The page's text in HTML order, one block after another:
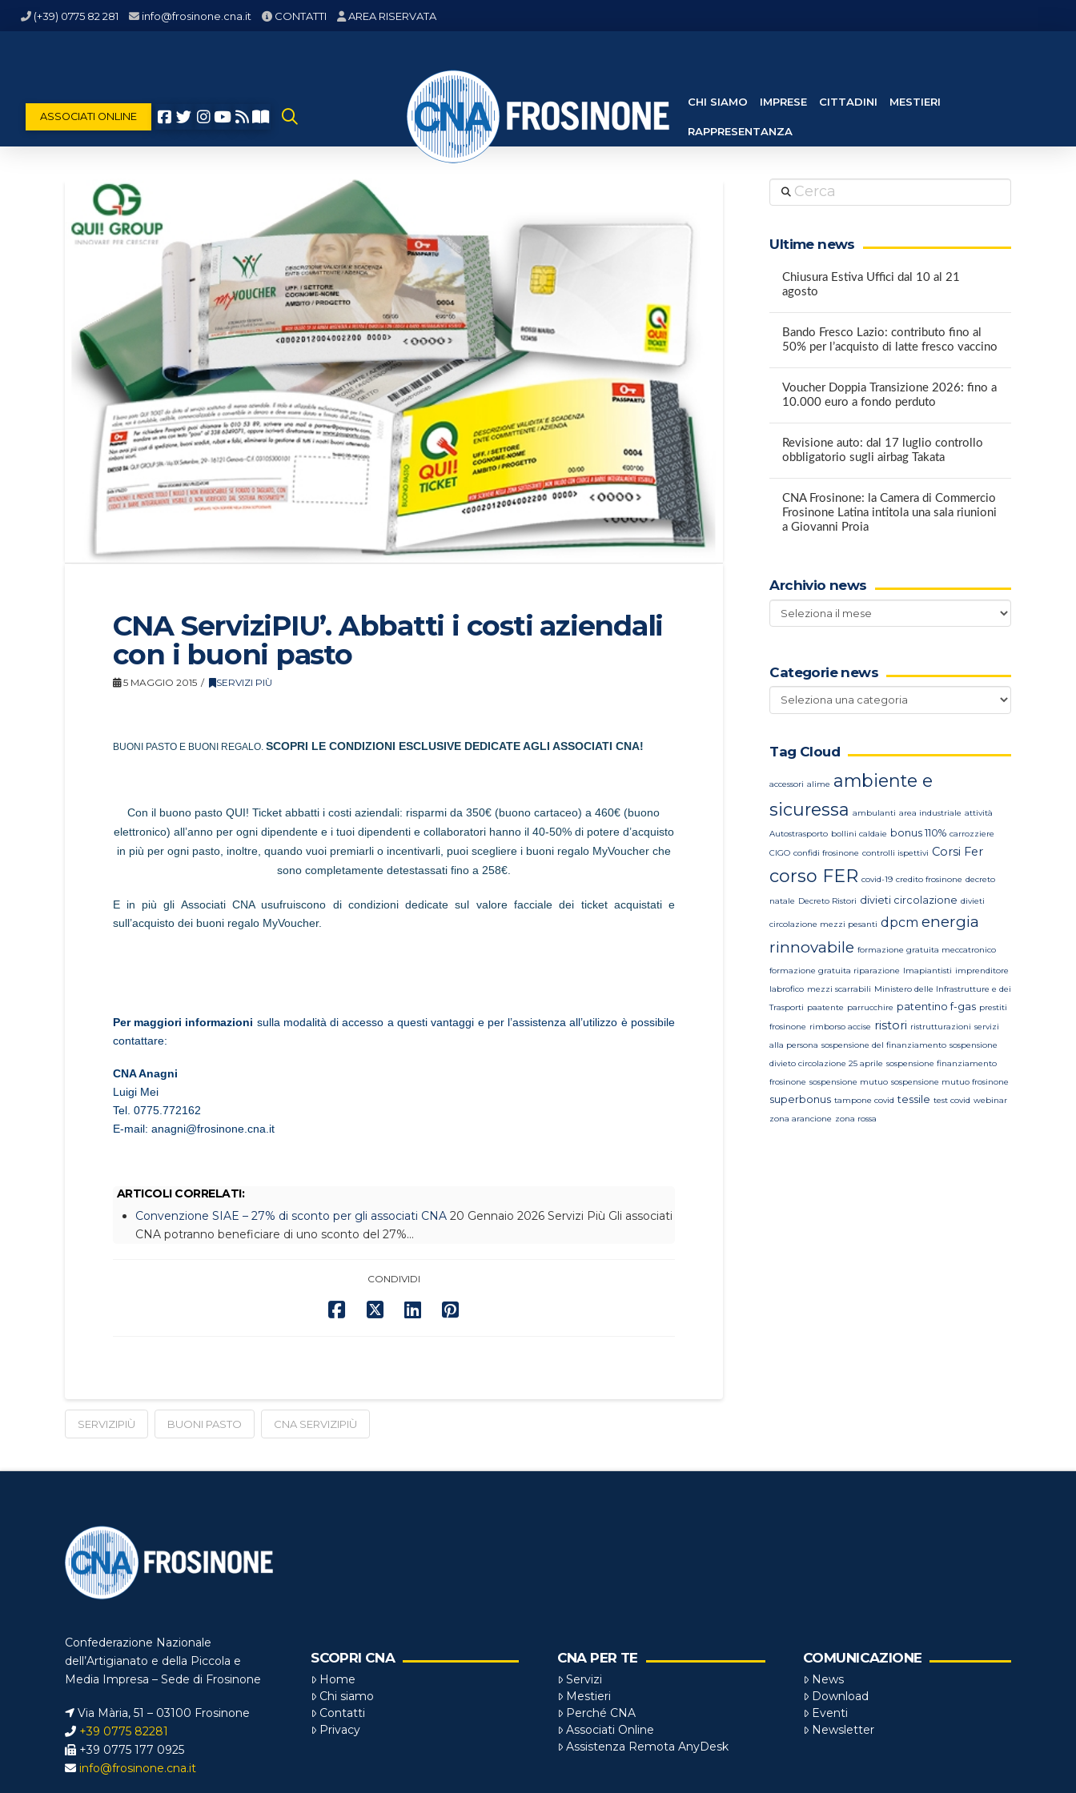
(+39) 0775 82 281 info@frosinone.cna.it CONTATTI AREA RISERVATA
ASSOCIATI ONLINE
CHI SIAMO IMPRESE CITTADINI MESTIERI
RAPPRESENTANZA
CNA ServiziPIU’. Abbatti i costi aziendali
con i buoni pasto
5 MAGGIO 2015 SERVIZI PIÙ
BUONI PASTO E BUONI REGALO. SCOPRI LE CONDIZIONI ESCLUSIVE DEDICATE AGLI ASSOCIATI CNA!
Con il buono pasto QUI! Ticket abbatti i costi aziendali: risparmi da 350€ (buono cartaceo) a 460€ (buono
elettronico) all’anno per ogni dipendente e i tuoi dipendenti e collaboratori hanno il 40-50% di potere d’acquisto
in più per ogni pasto, inoltre, quando vuoi premiarli o incentivarli, puoi scegliere i buoni regalo MyVoucher che
sono completamente detestassati fino a 258€.
E in più gli Associati CNA usufruiscono di condizioni dedicate sul valore facciale dei ticket acquistati e
sull’acquisto dei buoni regalo MyVoucher.
Per maggiori informazioni sulla modalità di accesso a questi vantaggi e per l’assistenza all’utilizzo è possibile
contattare:
CNA Anagni
Luigi Mei
Tel. 0775.772162
E-mail: anagni@frosinone.cna.it
ARTICOLI CORRELATI:
Convenzione SIAE – 27% di sconto per gli associati CNA20 Gennaio 2026 Servizi Più Gli associati
CNA potranno beneficiare di uno sconto del 27%…
CONDIVIDI
SERVIZIPIÙ BUONI PASTO CNA SERVIZIPIÙ
Cerca
Ultime news
Chiusura Estiva Uffici dal 10 al 21
agosto
Bando Fresco Lazio: contributo fino al
50% per l’acquisto di latte fresco vaccino
Voucher Doppia Transizione 2026: fino a
10.000 euro a fondo perduto
Revisione auto: dal 17 luglio controllo
obbligatorio sugli airbag Takata
CNA Frosinone: la Camera di Commercio
Frosinone Latina intitola una sala riunioni
a Giovanni Proia
Archivio news
Archivio
news
Categorie news
Categorie
news
Tag Cloud
accessori alime ambiente e
sicuressa ambulanti area industriale attività
Autostrasporto bollini caldaie bonus 110% carrozziere
CIGO confidi frosinone controlli ispettivi Corsi Fer
corso FER covid-19 credito frosinone decreto
natale Decreto Ristori divieti circolazione divieti
circolazione mezzi pesanti dpcm energia
rinnovabile formazione gratuita meccatronico
formazione gratuita riparazione Imapiantisti imprenditore
labrofico mezzi scarrabili Ministero delle Infrastrutture e dei
Trasporti paatente parrucchire patentino f-gas prestiti
frosinone rimborso accise ristori ristrutturazioni servizi
alla persona sospensione del finanziamento sospensione
divieto circolazione 25 aprile sospensione finanziamento
frosinone sospensione mutuo sospensione mutuo frosinone
superbonus tampone covid tessile test covid webinar
zona arancione zona rossa
Confederazione Nazionale
dell’Artigianato e della Piccola e
Media Impresa – Sede di Frosinone
Via Mària, 51 – 03100 Frosinone
+39 0775 82281
+39 0775 177 0925
info@frosinone.cna.it
SCOPRI CNA
Home
Chi siamo
Contatti
Privacy
CNA PER TE
Servizi
Mestieri
Perché CNA
Associati Online
Assistenza Remota AnyDesk
COMUNICAZIONE
News
Download
Eventi
Newsletter